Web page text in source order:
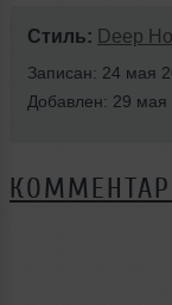
Стиль: Deep
Записан: 24 мая
Добавлен: 29 мая